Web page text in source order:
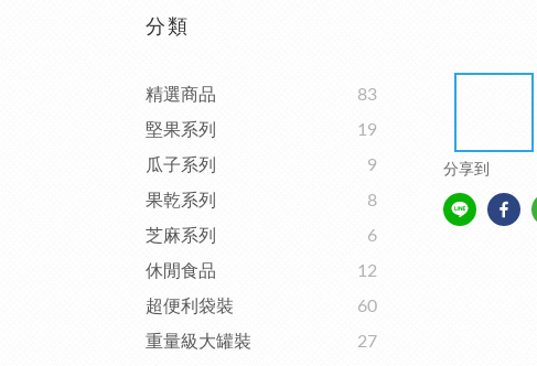
分類
精選商品
83
堅果系列
19
瓜子系列
9
果乾系列
8
芝麻系列
6
休閒食品
12
超便利袋裝
60
重量級大罐裝
27
分享到